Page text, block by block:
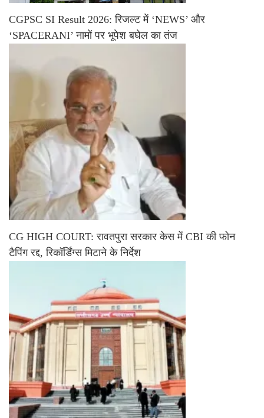
CGPSC SI Result 2026: रिजल्ट में ‘NEWS’ और
‘SPACERANI’ नामों पर भूपेश बघेल का तंज
CG HIGH COURT: रावतपुरा सरकार केस में CBI की फोन
टैपिंग रद्द, रिकॉर्डिंग्स मिटाने के निर्देश